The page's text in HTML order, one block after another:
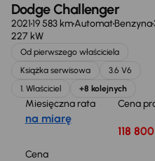
Dodge Challenger
202119 583 kmAutomatBenzyna
227 kW
Od pierwszego właściciela
Książka serwisowa
3.6 V6
1. Właściciel
+8 kolejnych
Miesięczna rata
na miarę
Cena
118 800
Cena